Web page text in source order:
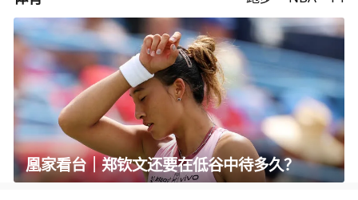
凰家看台｜郑钦文还要在低谷中待多久？